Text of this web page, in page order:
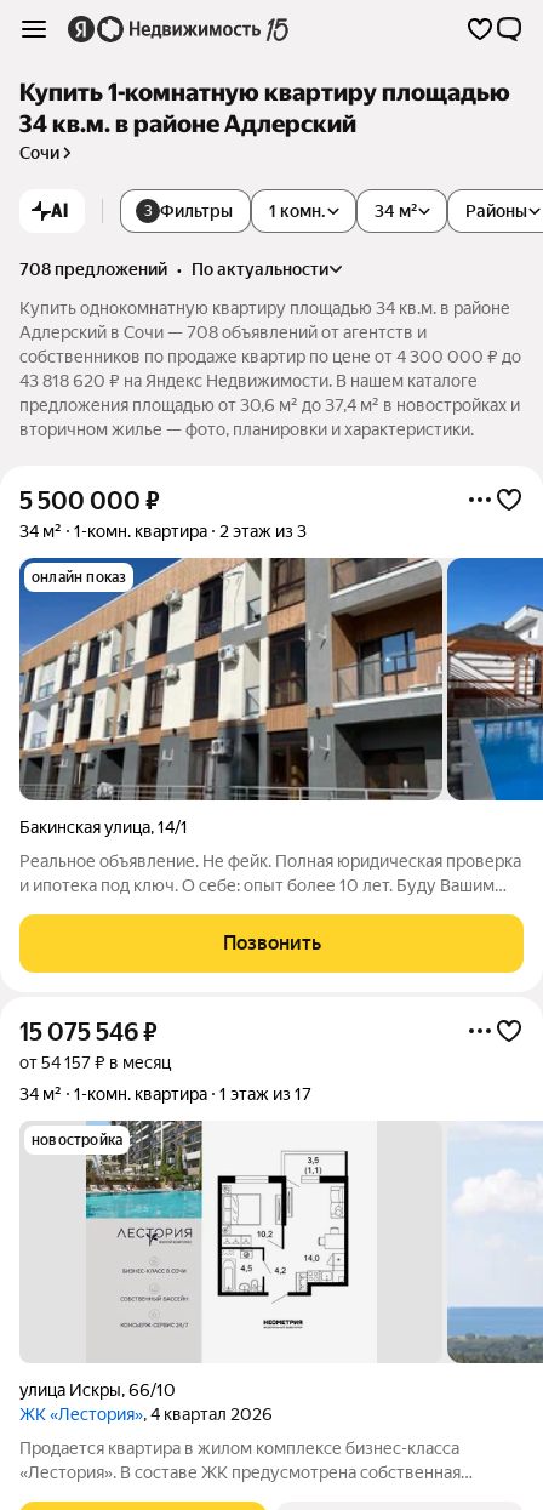
Купить 1-комнатную квартиру площадью
34 кв.м. в районе Адлерский
Сочи
AI 3 Фильтры 1 комн. 34 м² Районы
708 предложений •
по актуальности
Купить однокомнатную квартиру площадью 34 кв.м. в районе
Адлерский в Сочи — 708 объявлений от агентств и
собственников по продаже квартир по цене от 4 300 000 ₽ до
43 818 620 ₽ на Яндекс Недвижимости. В нашем каталоге
предложения площадью от 30,6 м² до 37,4 м² в новостройках и
вторичном жилье — фото, планировки и характеристики.
5 500 000 ₽
34 м² 1-комн. квартира 2 этаж из 3
онлайн показ
Бакинская улица,14/1
Реальное объявление. Не фейк. Полная юридическая проверка
и ипотека под ключ. О себе: опыт более 10 лет. Буду Вашим
Черновая квартира в клубном доме, закрытая территория,
бассейн.
Позвонить
15 075 546₽
от 54 157 ₽ в месяц
34 м²
1-комн. квартира 1 этаж из 17
новостройка
улица Искры,66/10
ЖК «Лестория», 4 квартал 2026
Продается квартира в жилом комплексе бизнес-класса
«Лестория». В составе ЖК предусмотрена собственная